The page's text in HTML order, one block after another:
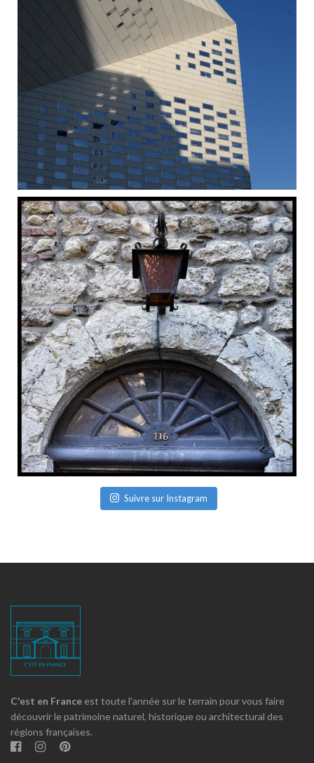
Suivre sur Instagram
C'est en France est toute l'année sur le terrain pour vous faire
découvrir le patrimoine naturel, historique ou architectural des
régions françaises.